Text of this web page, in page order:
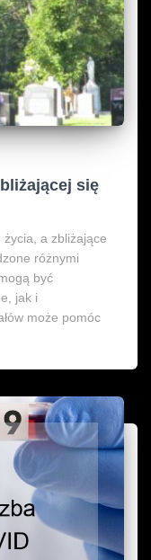
się
życia, a zbliżające
różnymi
być
jak i
może pomóc